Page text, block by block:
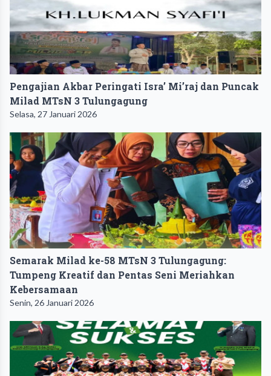
Pengajian Akbar Peringati Isra’ Mi’raj dan Puncak
Milad MTsN 3 Tulungagung
Selasa, 27 Januari 2026
Semarak Milad ke-58 MTsN 3 Tulungagung:
Tumpeng Kreatif dan Pentas Seni Meriahkan
Kebersamaan
Senin, 26 Januari 2026